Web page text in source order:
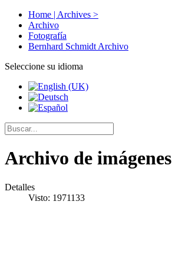
Home | Archives >
Archivo
Fotografía
Bernhard Schmidt Archivo
Seleccione su idioma
Archivo de imágenes
Detalles
Visto: 1971133